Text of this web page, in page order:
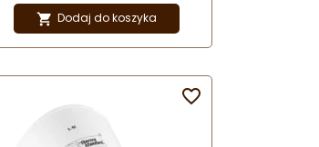
 Dodaj do koszyka
